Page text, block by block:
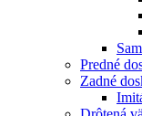
Predné
Zadné